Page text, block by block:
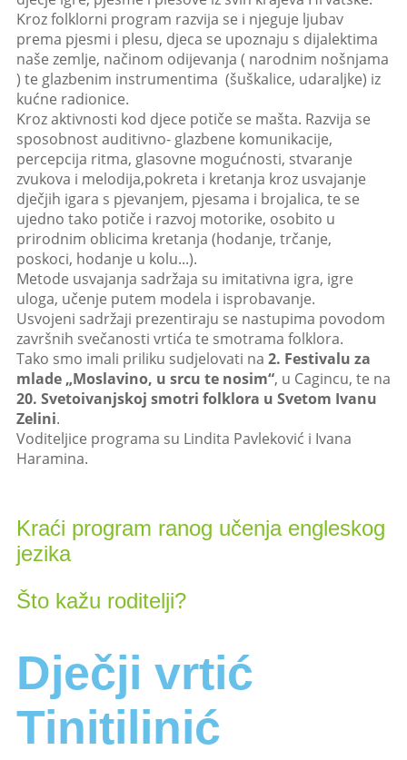
Kroz folklorni program razvija se i njeguje ljubav
prema pjesmi i plesu, djeca se upoznaju s dijalektima
naše zemlje, načinom odijevanja ( narodnim nošnjama
) te glazbenim instrumentima (šuškalice, udaraljke) iz
kućne radionice.
Kroz aktivnosti kod djece potiče se mašta. Razvija se
sposobnost auditivno- glazbene komunikacije,
percepcija ritma, glasovne mogućnosti, stvaranje
zvukova i melodija,pokreta i kretanja kroz usvajanje
dječjih igara s pjevanjem, pjesama i brojalica, te se
ujedno tako potiče i razvoj motorike, osobito u
prirodnim oblicima kretanja (hodanje, trčanje,
poskoci, hodanje u kolu...).
Metode usvajanja sadržaja su imitativna igra, igre
uloga, učenje putem modela i isprobavanje.
Usvojeni sadržaji prezentiraju se nastupima povodom
završnih svečanosti vrtića te smotrama folklora.
Tako smo imali priliku sudjelovati na 2. Festivalu za
mlade „Moslavino, u srcu te nosim“, u Cagincu, te na
20. Svetoivanjskoj smotri folklora u Svetom Ivanu
Zelini.
Voditeljice programa su Lindita Pavleković i Ivana
Haramina.
Kraći program ranog učenja engleskog
jezika
Što kažu roditelji?
Dječji vrtić
Tinitilinić